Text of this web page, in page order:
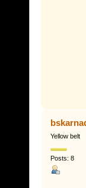
Yellow belt
Posts: 8